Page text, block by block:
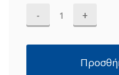
Μηχανογραφημένη
τήρηση
βιβλίων
ποσότητα